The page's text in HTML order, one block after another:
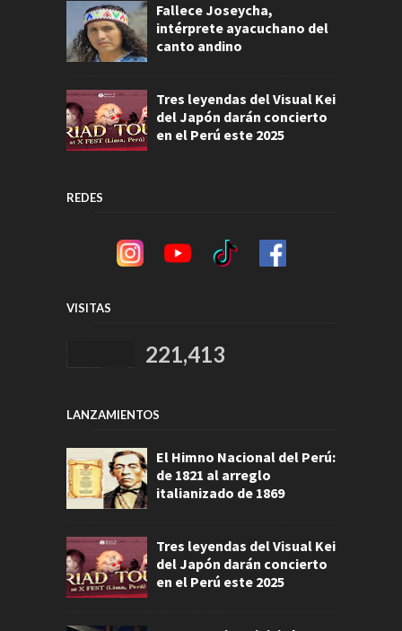
Fallece Joseycha,
intérprete ayacuchano del
canto andino
Tres leyendas del Visual Kei
del Japón darán concierto
en el Perú este 2025
REDES
VISITAS
221,413
LANZAMIENTOS
El Himno Nacional del Perú:
de 1821 al arreglo
italianizado de 1869
Tres leyendas del Visual Kei
del Japón darán concierto
en el Perú este 2025